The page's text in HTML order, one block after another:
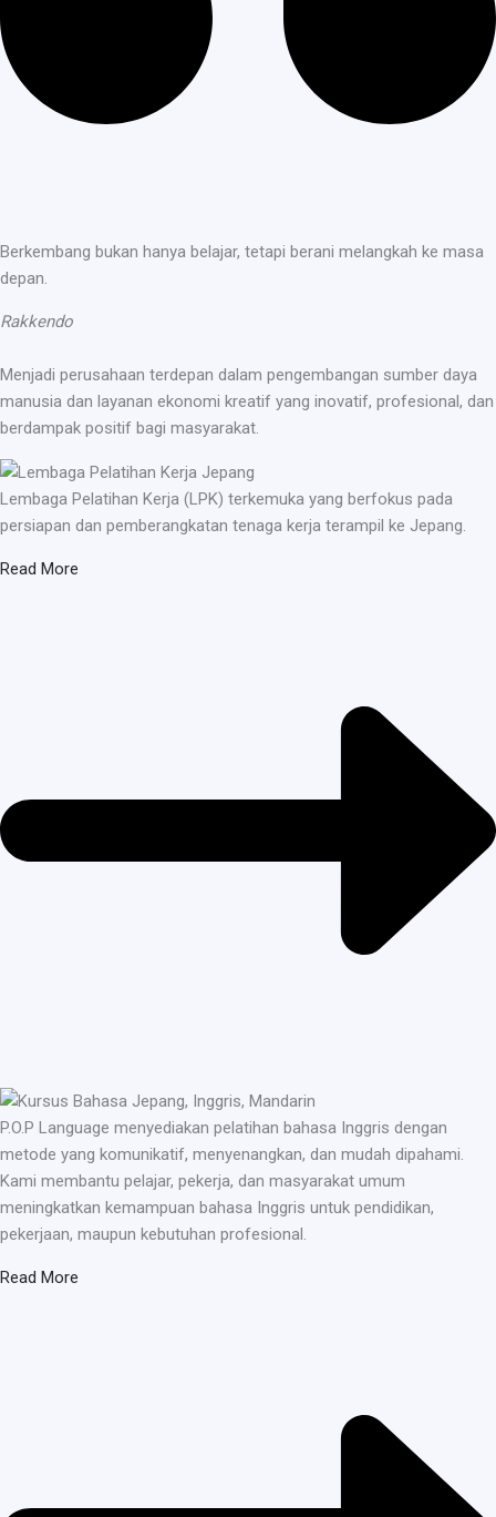
Berkembang bukan hanya belajar, tetapi berani melangkah ke masa
depan.
Rakkendo
Menjadi perusahaan terdepan dalam pengembangan sumber daya
manusia dan layanan ekonomi kreatif yang inovatif, profesional, dan
berdampak positif bagi masyarakat.
Lembaga Pelatihan Kerja (LPK) terkemuka yang berfokus pada
persiapan dan pemberangkatan tenaga kerja terampil ke Jepang.
Read More
P.O.P Language menyediakan pelatihan bahasa Inggris dengan
metode yang komunikatif, menyenangkan, dan mudah dipahami.
Kami membantu pelajar, pekerja, dan masyarakat umum
meningkatkan kemampuan bahasa Inggris untuk pendidikan,
pekerjaan, maupun kebutuhan profesional.
Read More